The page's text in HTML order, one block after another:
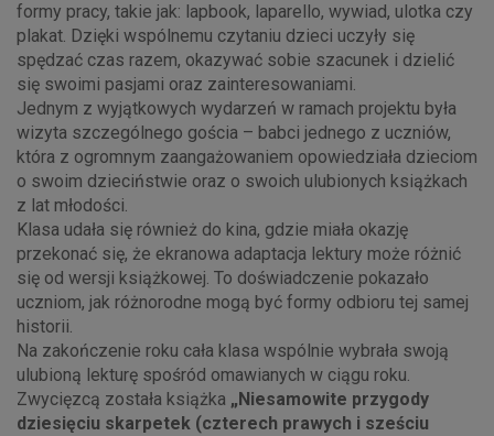
formy pracy, takie jak: lapbook, laparello, wywiad, ulotka czy
plakat. Dzięki wspólnemu czytaniu dzieci uczyły się
spędzać czas razem, okazywać sobie szacunek i dzielić
się swoimi pasjami oraz zainteresowaniami.
Jednym z wyjątkowych wydarzeń w ramach projektu była
wizyta szczególnego gościa – babci jednego z uczniów,
która z ogromnym zaangażowaniem opowiedziała dzieciom
o swoim dzieciństwie oraz o swoich ulubionych książkach
z lat młodości.
Klasa udała się również do kina, gdzie miała okazję
przekonać się, że ekranowa adaptacja lektury może różnić
się od wersji książkowej. To doświadczenie pokazało
uczniom, jak różnorodne mogą być formy odbioru tej samej
historii.
Na zakończenie roku cała klasa wspólnie wybrała swoją
ulubioną lekturę spośród omawianych w ciągu roku.
Zwycięzcą została książka „Niesamowite przygody
dziesięciu skarpetek (czterech prawych i sześciu